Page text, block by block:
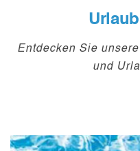
Entdecken Sie
und